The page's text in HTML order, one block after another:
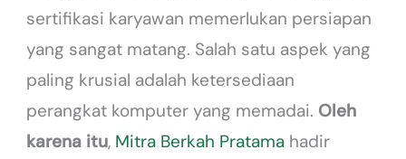
sertifikasi karyawan memerlukan persiapan
yang sangat matang. Salah satu aspek yang
paling krusial adalah ketersediaan
perangkat komputer yang memadai. Oleh
karena itu, Mitra Berkah Pratama hadir